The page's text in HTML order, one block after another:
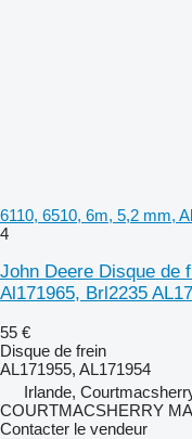
6110, 6510, 6m, 5,2 mm,
4
John Deere Disque de
Al171965, Brl2235
55 €
Disque de frein
AL171955, AL171954
Irlande,
COURTMACSHERRY
Contacter le vendeur